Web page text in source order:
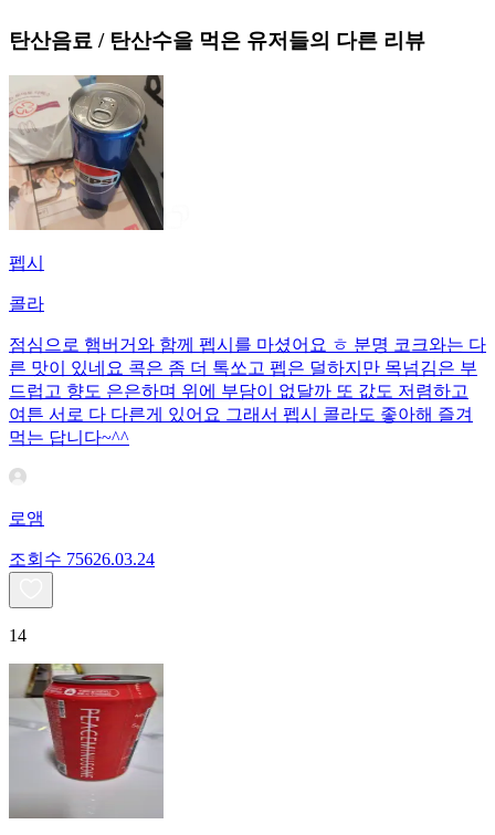
탄산음료 / 탄산수을 먹은 유저들의 다른 리뷰
펩시
콜라
점심으로 햄버거와 함께 펩시를 마셨어요 ㅎ 분명 코크와는 다
른 맛이 있네요 콕은 좀 더 톡쏘고 펩은 덜하지만 목넘김은 부
드럽고 향도 은은하며 위에 부담이 없달까 또 값도 저렴하고
여튼 서로 다 다른게 있어요 그래서 펩시 콜라도 좋아해 즐겨
먹는 답니다~^^
로앰
조회수 75626.03.24
14